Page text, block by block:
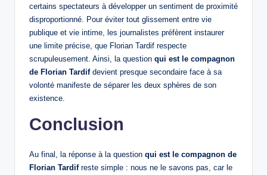
certains spectateurs à développer un sentiment de proximité
disproportionné. Pour éviter tout glissement entre vie
publique et vie intime, les journalistes préfèrent instaurer
une limite précise, que Florian Tardif respecte
scrupuleusement. Ainsi, la question qui est le compagnon
de Florian Tardifdevient presque secondaire face à sa
volonté manifeste de séparer les deux sphères de son
existence.
Conclusion
Au final, la réponse à la question qui est le compagnon de
Florian Tardifreste simple : nous ne le savons pas, car le